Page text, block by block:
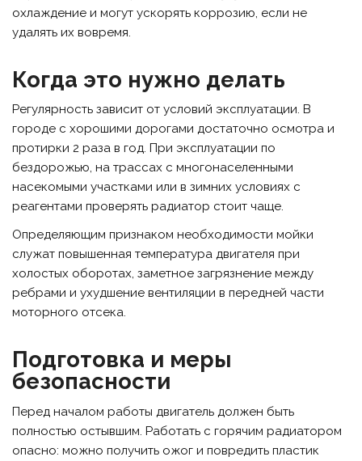
охлаждение и могут ускорять коррозию, если не
удалять их вовремя.
Когда это нужно делать
Регулярность зависит от условий эксплуатации. В
городе с хорошими дорогами достаточно осмотра и
протирки 2 раза в год. При эксплуатации по
бездорожью, на трассах с многонаселенными
насекомыми участками или в зимних условиях с
реагентами проверять радиатор стоит чаще.
Определяющим признаком необходимости мойки
служат повышенная температура двигателя при
холостых оборотах, заметное загрязнение между
ребрами и ухудшение вентиляции в передней части
моторного отсека.
Подготовка и меры
безопасности
Перед началом работы двигатель должен быть
полностью остывшим. Работать с горячим радиатором
опасно: можно получить ожог и повредить пластик